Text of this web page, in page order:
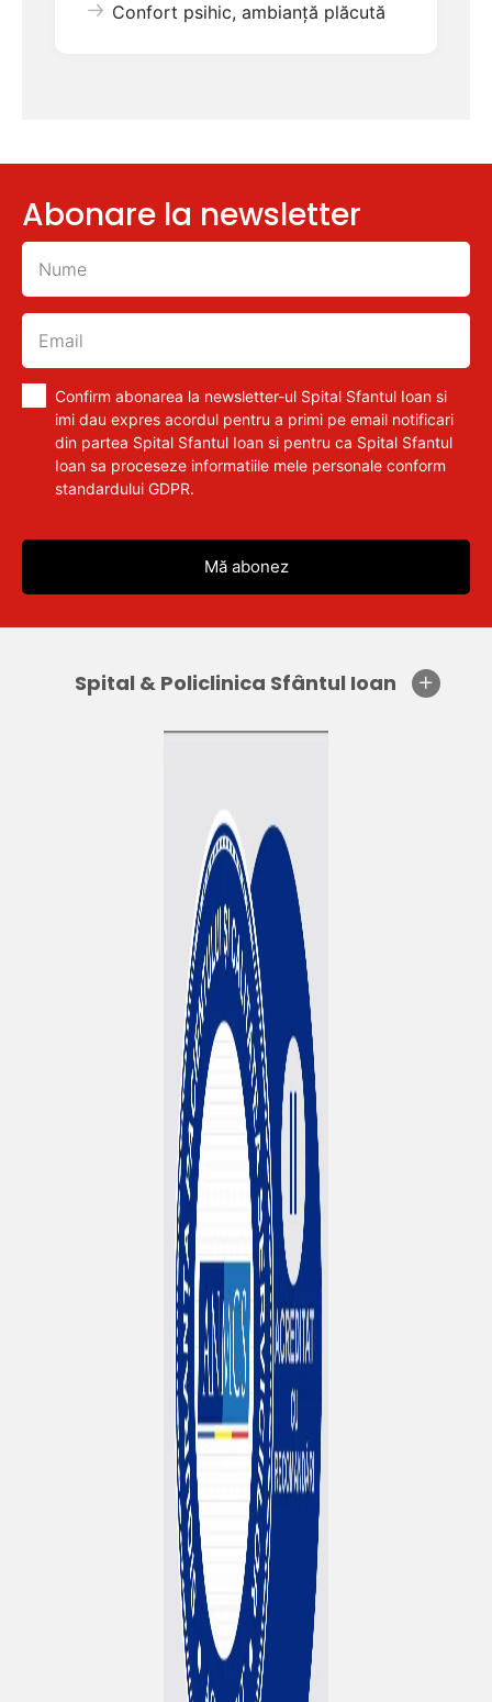
Confort psihic, ambianță plăcută
Abonare la newsletter
Confirm abonarea la newsletter-ul Spital Sfantul Ioan si
imi dau expres acordul pentru a primi pe email notificari
din partea Spital Sfantul Ioan si pentru ca Spital Sfantul
Ioan sa proceseze informatiile mele personale conform
standardului GDPR.
Spital & Policlinica Sfântul Ioan